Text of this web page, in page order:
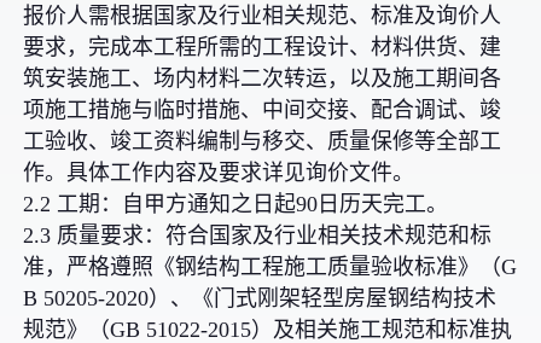
报价人需根据国家及行业相关规范、标准及询价人
要求，完成本工程所需的工程设计、材料供货、建
筑安装施工、场内材料二次转运，以及施工期间各
项施工措施与临时措施、中间交接、配合调试、竣
工验收、竣工资料编制与移交、质量保修等全部工
作。具体工作内容及要求详见询价文件。
2.2 工期：自甲方通知之日起90日历天完工。
2.3 质量要求：符合国家及行业相关技术规范和标
准，严格遵照《钢结构工程施工质量验收标准》（G
B 50205-2020）、《门式刚架轻型房屋钢结构技术
规范》（GB 51022-2015）及相关施工规范和标准执